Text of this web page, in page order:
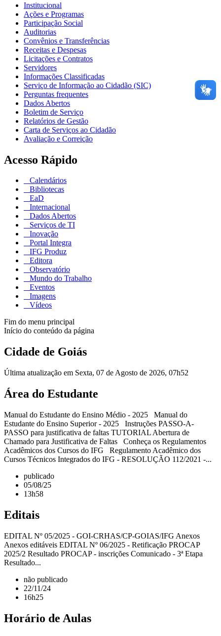
Institucional
Ações e Programas
Participação Social
Auditorias
Convênios e Transferências
Receitas e Despesas
Licitações e Contratos
Servidores
Informações Classificadas
Serviço de Informação ao Cidadão (SIC)
Perguntas frequentes
Dados Abertos
Boletim de Serviço
Relatórios de Gestão
Carta de Serviços ao Cidadão
Avaliação e Correição
Acesso Rápido
Calendários
Bibliotecas
EaD
Internacional
Dados Abertos
Serviços de TI
Inovação
Portal Integra
IFG Produz
Editora
Observatório
Mundo do Trabalho
Eventos
Imagens
Vídeos
Fim do menu principal
Início do conteúdo da página
Cidade de Goiás
Última atualização em Sexta, 07 de Agosto de 2026, 07h52
Área do Estudante
Manual do Estudante do Ensino Médio - 2025 Manual do
Estudante do Ensino Superior - 2025 Instruções PASSO-A-
PASSO para justificativa de faltas TUTORIAL Abertura de
Chamado para Justificativa de Faltas Conheça os Regulamentos
Acadêmicos dos Cursos do IFG Regulamento Acadêmico dos
Cursos Técnicos Integrados do IFG - RESOLUÇÃO 112/2021 -...
publicado
05/08/25
13h58
Editais
EDITAL Nº 05/2025 - GOI-CRHAS/CP-GOIAS/IFG Anexos
Anexos editáveis EDITAL Nº 06/2025 - Retificação PROCAP
2025/2 Resultado PROCAP - inscrições Comunicado - 3ª Etapa
Resultado...
não publicado
22/11/24
16h25
Horário de Aulas